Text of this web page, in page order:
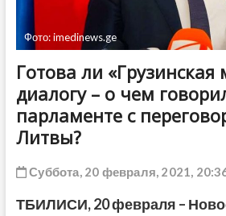
Фото: imedinews.ge
Готова ли «Грузинская
диалогу – о чем
парламенте с
Литвы?
Суббота, 20 февраля, 2021,
ТБИЛИСИ, 20 февраля –